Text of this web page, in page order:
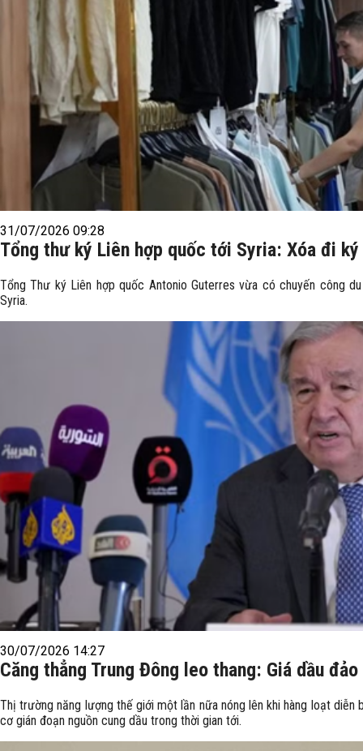
31/07/2026 09:28
Tổng thư ký Liên hợp quốc tới Syria: Xóa đi
Tổng Thư ký Liên hợp quốc Antonio Guterres vừa có chuyến công
Syria.
30/07/2026 14:27
Căng thẳng Trung Đông leo thang: Giá dầu
Thị trường năng lượng thế giới một lần nữa nóng lên khi hàng loạt diễn
cơ gián đoạn nguồn cung dầu trong thời gian tới.